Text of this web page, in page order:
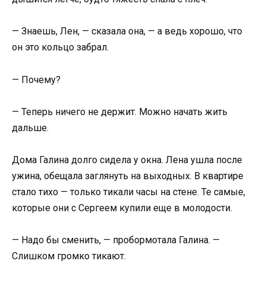
— Знаешь, Лен, — сказала она, — а ведь хорошо, что
он это кольцо забрал.
— Почему?
— Теперь ничего не держит. Можно начать жить
дальше.
Дома Галина долго сидела у окна. Лена ушла после
ужина, обещала заглянуть на выходных. В квартире
стало тихо — только тикали часы на стене. Те самые,
которые они с Сергеем купили еще в молодости.
— Надо бы сменить, — пробормотала Галина. —
Слишком громко тикают.